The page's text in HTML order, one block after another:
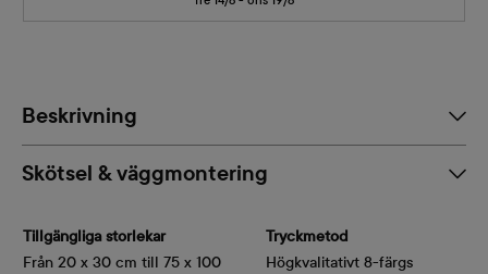
Beskrivning
Skötsel & väggmontering
Tillgängliga storlekar
Från 20 x 30 cm till 75 x 100
Tryckmetod
Högkvalitativt 8-färgs